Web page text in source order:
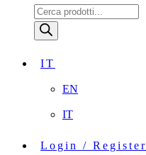
Ricerca
prodotti
IT
EN
IT
Login / Register